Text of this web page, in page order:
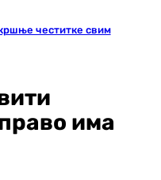
честитке свим
има